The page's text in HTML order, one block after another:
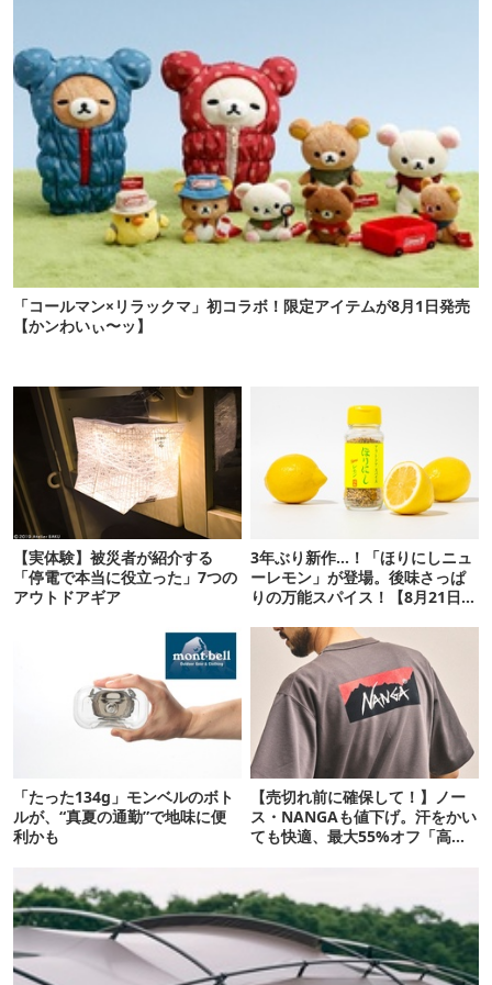
「コールマン×リラックマ」初コラボ！限定アイテムが8月1日発売
【かンわいぃ〜ッ】
【実体験】被災者が紹介する
「停電で本当に役立った」7つの
アウトドアギア
3年ぶり新作…！「ほりにしニュ
ーレモン」が登場。後味さっぱ
りの万能スパイス！【8月21日発
「たった134g」モンベルのボト
ルが、“真夏の通勤”で地味に便
利かも
【売切れ前に確保して！】ノー
ス・NANGAも値下げ。汗をかい
ても快適、最大55%オフ「高機